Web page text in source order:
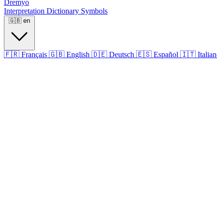
Dremyo
Interpretation Dictionary Symbols
🇬🇧 en
🇫🇷 Français 🇬🇧 English 🇩🇪 Deutsch 🇪🇸 Español 🇮🇹